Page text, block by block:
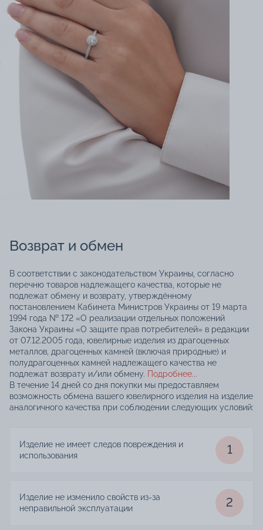
Возврат и обмен
В соответствии с законодательством Украины, согласно
перечню товаров надлежащего качества, которые не
подлежат обмену и возврату, утверждённому
постановлением Кабинета Министров Украины от 19 марта
1994 года № 172 «О реализации отдельных положений
Закона Украины «О защите прав потребителей» в редакции
от 07.12.2005 года, ювелирные изделия из драгоценных
металлов, драгоценных камней (включая природные) и
полудрагоценных камней надлежащего качества не
подлежат возврату и/или обмену. Подробнее...
В течение 14 дней со дня покупки мы предоставляем
возможность обмена вашего ювелирного изделия на изделие
аналогичного качества при соблюдении следующих условий:
Изделие не имеет следов повреждения и
использования
1
Изделие не изменило свойств из-за
неправильной эксплуатации
2